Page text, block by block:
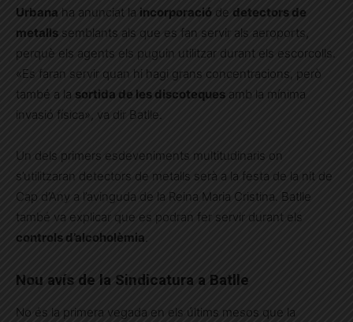
Urbana ha anunciat la incorporació de detectors de
metalls semblants als que es fan servir als aeroports,
perquè els agents els puguin utilitzar durant els escorcolls.
«Es faran servir quan hi hagi grans concentracions, però
també a la sortida de les discoteques amb la mínima
invasió física», va dir Batlle.
Un dels primers esdeveniments multitudinaris on
s’utilitzaran detectors de metalls serà a la festa de la nit de
Cap d’Any a l’avinguda de la Reina Maria Cristina. Batlle
també va explicar que es podran fer servir durant els
controls d’alcoholèmia
Nou avís de la Sindicatura a Batlle
No és la primera vegada en els últims mesos que la